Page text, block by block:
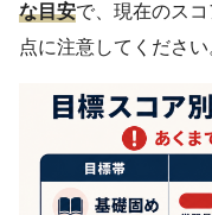
な目安で、現在のス
点に注意してください